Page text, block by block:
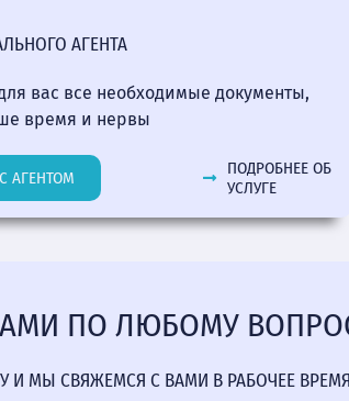
АГЕНТА
вас все необходимые документы,
время и нервы
АГЕНТОМ
ПОДРОБНЕЕ ОБ
УСЛУГЕ
ПО ЛЮБОМУ
И МЫ СВЯЖЕМСЯ С ВАМИ В РАБОЧЕЕ